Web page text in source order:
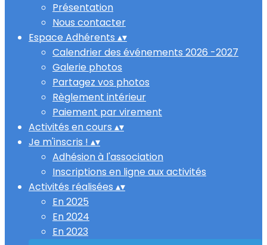
Présentation
Nous contacter
Espace Adhérents ▴▾
Calendrier des événements 2026 -2027
Galerie photos
Partagez vos photos
Règlement intérieur
Paiement par virement
Activités en cours ▴▾
Je m'inscris ! ▴▾
Adhésion à l'association
Inscriptions en ligne aux activités
Activités réalisées ▴▾
En 2025
En 2024
En 2023